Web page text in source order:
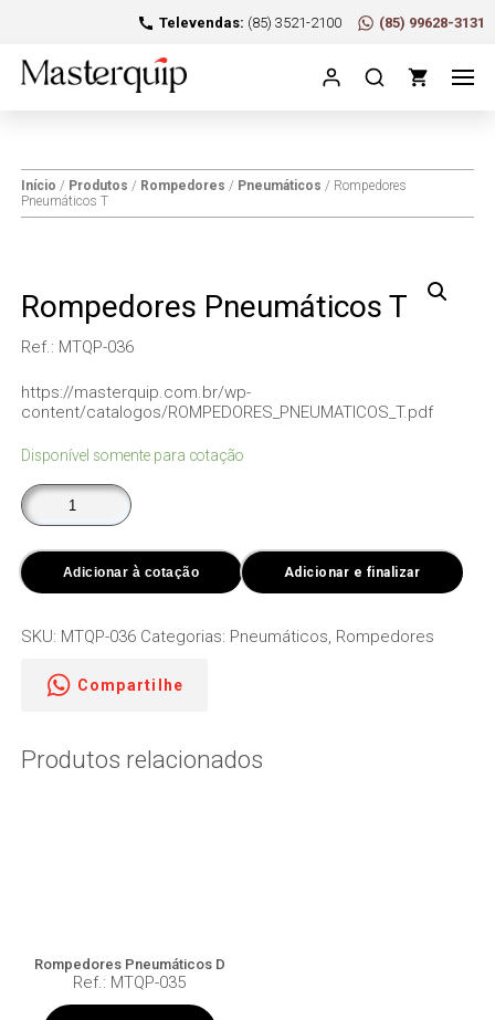
Televendas: (85) 3521-2100 (85) 99628-3131
Início / Produtos / Rompedores / Pneumáticos / Rompedores
Pneumáticos T
Rompedores Pneumáticos T
Ref.: MTQP-036
https://masterquip.com.br/wp-
content/catalogos/ROMPEDORES_PNEUMATICOS_T.pdf
Disponível somente para cotação
Rompedores
Pneumáticos
quantidade
Adicionar à cotação Adicionar e finalizar
SKU: MTQP-036 Categorias: Pneumáticos, Rompedores
Compartilhe
Produtos relacionados
Rompedores Pneumáticos D
Ref.: MTQP-035